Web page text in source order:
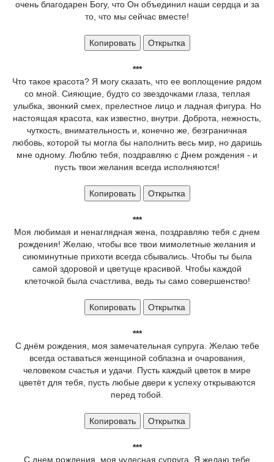
очень благодарен Богу, что Он объединил наши сердца и за
то, что мы сейчас вместе!
Копировать Открытка
***
Что такое красота? Я могу сказать, что ее воплощение рядом
со мной. Сияющие, будто со звездочками глаза, теплая
улыбка, звонкий смех, прелестное лицо и ладная фигура. Но
настоящая красота, как известно, внутри. Доброта, нежность,
чуткость, внимательность и, конечно же, безграничная
любовь, которой ты могла бы наполнить весь мир, но даришь
мне одному. Люблю тебя, поздравляю с Днем рождения - и
пусть твои желания всегда исполняются!
Копировать Открытка
***
Моя любимая и ненаглядная жена, поздравляю тебя с днем
рождения! Желаю, чтобы все твои мимолетные желания и
сиюминутные прихоти всегда сбывались. Чтобы ты была
самой здоровой и цветуще красивой. Чтобы каждой
клеточкой была счастлива, ведь ты само совершенство!
Копировать Открытка
***
С днём рождения, моя замечательная супруга. Желаю тебе
всегда оставаться женщиной соблазна и очарования,
человеком счастья и удачи. Пусть каждый цветок в мире
цветёт для тебя, пусть любые двери к успеху открываются
перед тобой.
Копировать Открытка
***
С днем рождения, моя чудесная супруга. Я желаю тебе